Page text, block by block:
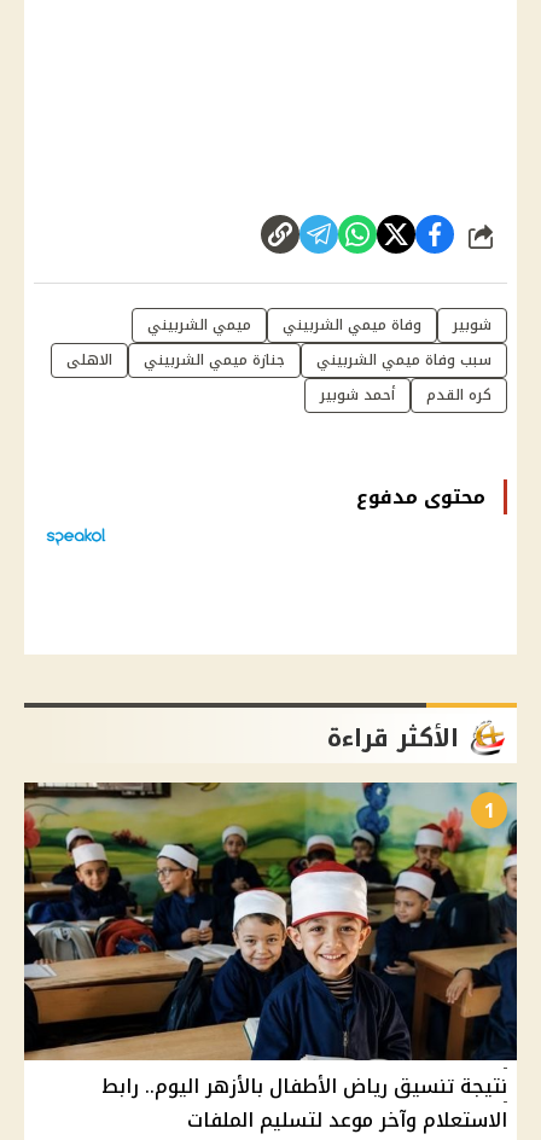
شارك
شوبير وفاة ميمي الشربيني
ميمي الشربيني
سبب وفاة ميمي الشربيني
جنازة ميمي الشربيني
الاهلى
كره القدم
أحمد شوبير
محتوى مدفوع
الأكثر قراءة
1
نتيجة تنسيق رياض الأطفال بالأزهر اليوم.. رابط
الاستعلام وآخر موعد لتسليم الملفات